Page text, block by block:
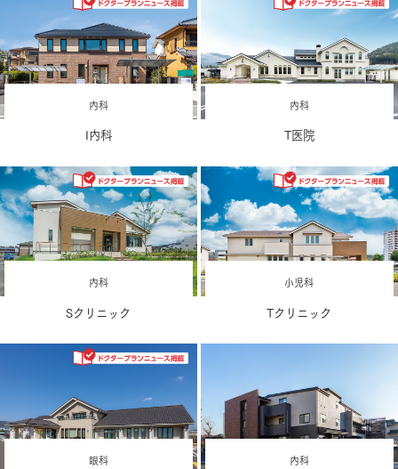
内科
I内科
内科
T医院
内科
Sクリニック
小児科
Tクリニック
眼科 内科